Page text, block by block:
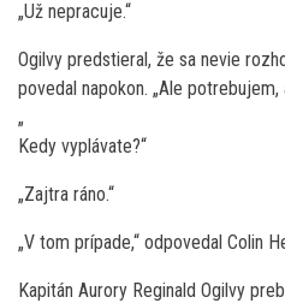
„Už nepracuje.“
Ogilvy predstieral, že sa nevie
povedal napokon. „Ale
„
Kedy vyplávate?“
„Zajtra ráno.“
„V tom prípade,“ odpovedal Colin
Kapitán Aurory Reginald Ogilvy